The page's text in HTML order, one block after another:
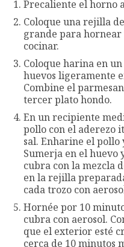
Precaliente el horno
Coloque una rejilla
grande para hornear
cocinar.
Coloque harina en
huevos ligeramente
Combine el
tercer plato hondo.
En un recipiente
pollo con el aderezo
sal. Enharine el pollo
Sumerja en el huevo
cubra con la mezcla
en la rejilla
cada trozo con
Hornée por 10
cubra con aerosol.
que el exterior esté
cerca de 10 minutos